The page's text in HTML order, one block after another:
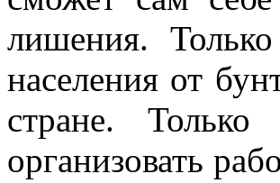
лишения.
населения от
стране.
организовать